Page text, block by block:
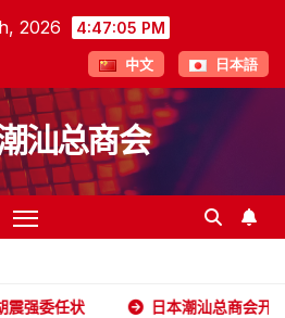
2026 4:47:06 PM
中文 日本語
汕总商会
日本潮汕总商会开放申请